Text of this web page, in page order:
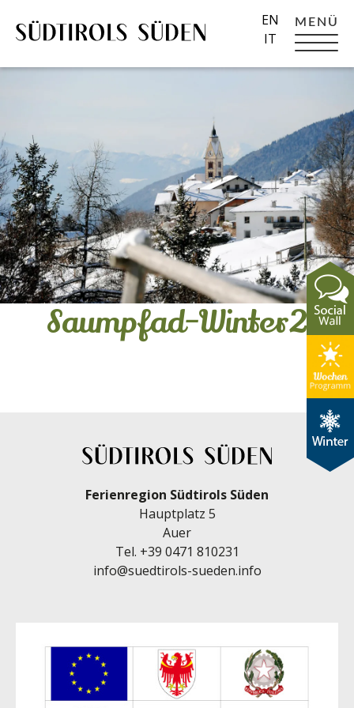
MENÜ
EN
IT
Saumpfad-Winter2
Ferienregion Südtirols Süden
Hauptplatz 5
Auer
Tel. +39 0471 810231
info@suedtirols-sueden.info